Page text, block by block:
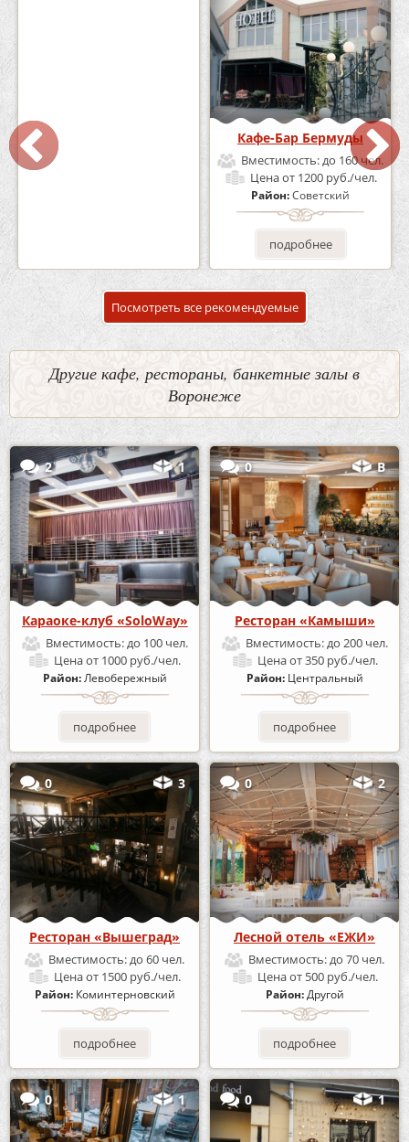
Кафе «Шишка»
Вместимость:
Кафе-Бар Бермуды
Вместимость:до 160 чел.
Ценаот 1200 руб./чел.
Район:Советский
подробнее
Посмотреть все рекомендуемые
Другие кафе, рестораны, банкетные залы в
Воронеже
2 1
Караоке-клуб «SoloWay»
Вместимость:до 100 чел.
Ценаот 1000 руб./чел.
Район:Левобережный
подробнее
0 В
Ресторан «Камыши»
Вместимость:до 200 чел.
Ценаот 350 руб./чел.
Район: Центральный
подробнее
0 3
Ресторан «Вышеград»
Вместимость:до 60 чел.
Ценаот 1500 руб./чел.
Район: Коминтерновский
подробнее
0 2
Лесной отель «ЕЖИ»
Вместимость:до 70 чел.
Ценаот 500 руб./чел.
Район:Другой
подробнее
0 1 0 1